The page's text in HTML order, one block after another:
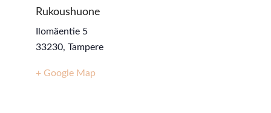
Rukoushuone
Ilomäentie 5
33230, Tampere
+ Google Map